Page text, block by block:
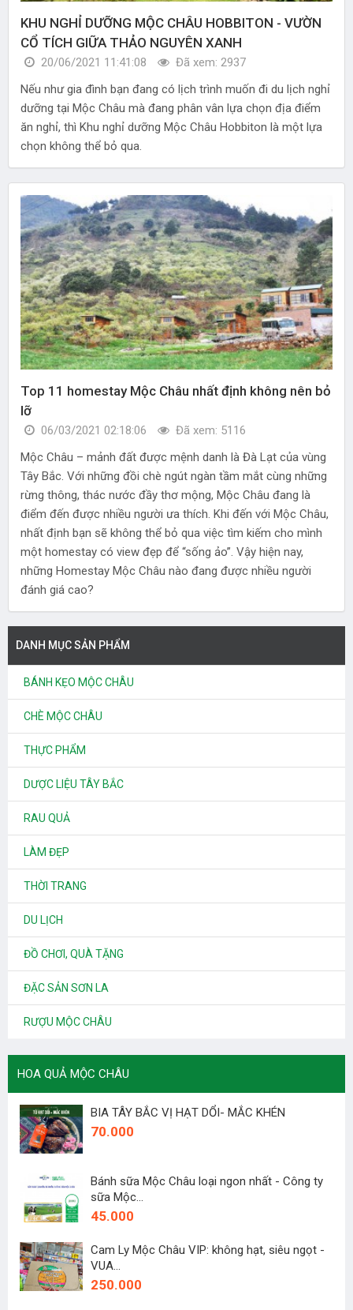
KHU NGHỈ DƯỠNG MỘC CHÂU HOBBITON - VƯỜN
CỔ TÍCH GIỮA THẢO NGUYÊN XANH
20/06/2021 11:41:08
Đã xem: 2937
Nếu như gia đình bạn đang có lịch trình muốn đi du lịch nghỉ
dưỡng tại Mộc Châu mà đang phân vân lựa chọn địa điểm
ăn nghỉ, thì Khu nghỉ dưỡng Mộc Châu Hobbiton là một lựa
chọn không thể bỏ qua.
Top 11 homestay Mộc Châu nhất định không nên bỏ
lỡ
06/03/2021 02:18:06
Đã xem: 5116
Mộc Châu – mảnh đất được mệnh danh là Đà Lạt của vùng
Tây Bắc. Với những đồi chè ngút ngàn tầm mắt cùng những
rừng thông, thác nước đầy thơ mộng, Mộc Châu đang là
điểm đến được nhiều người ưa thích. Khi đến với Mộc Châu,
nhất định bạn sẽ không thể bỏ qua việc tìm kiếm cho mình
một homestay có view đẹp để “sống ảo”. Vậy hiện nay,
những Homestay Mộc Châu nào đang được nhiều người
đánh giá cao?
DANH MỤC SẢN PHẨM
BÁNH KẸO MỘC CHÂU
CHÈ MỘC CHÂU
THỰC PHẨM
DƯỢC LIỆU TÂY BẮC
RAU QUẢ
LÀM ĐẸP
THỜI TRANG
DU LỊCH
ĐỒ CHƠI, QUÀ TẶNG
ĐẶC SẢN SƠN LA
RƯỢU MỘC CHÂU
HOA QUẢ MỘC CHÂU
BIA TÂY BẮC VỊ HẠT DỔI- MẮC KHÉN
70.000
Bánh sữa Mộc Châu loại ngon nhất - Công ty
sữa Mộc...
45.000
Cam Ly Mộc Châu VIP: không hạt, siêu ngọt -
VUA...
250.000